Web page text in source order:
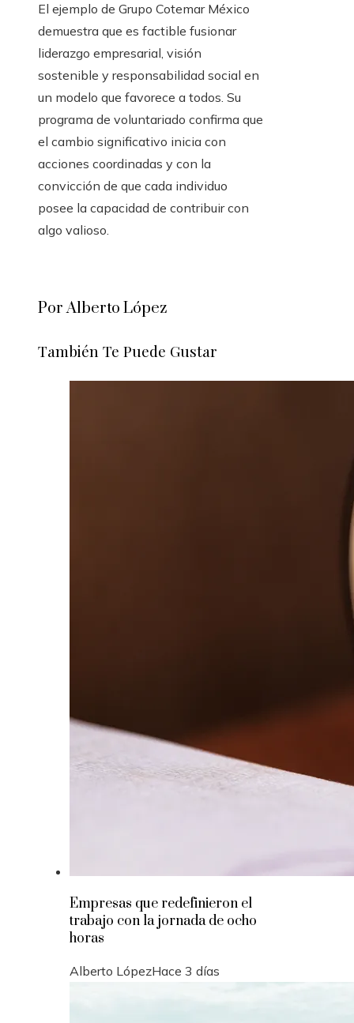
El ejemplo de Grupo Cotemar México
demuestra que es factible fusionar
liderazgo empresarial, visión
sostenible y responsabilidad social en
un modelo que favorece a todos. Su
programa de voluntariado confirma que
el cambio significativo inicia con
acciones coordinadas y con la
convicción de que cada individuo
posee la capacidad de contribuir con
algo valioso.
Por Alberto López
También Te Puede Gustar
Empresas que redefinieron el
trabajo con la jornada de ocho
horas
Alberto LópezHace 3 días